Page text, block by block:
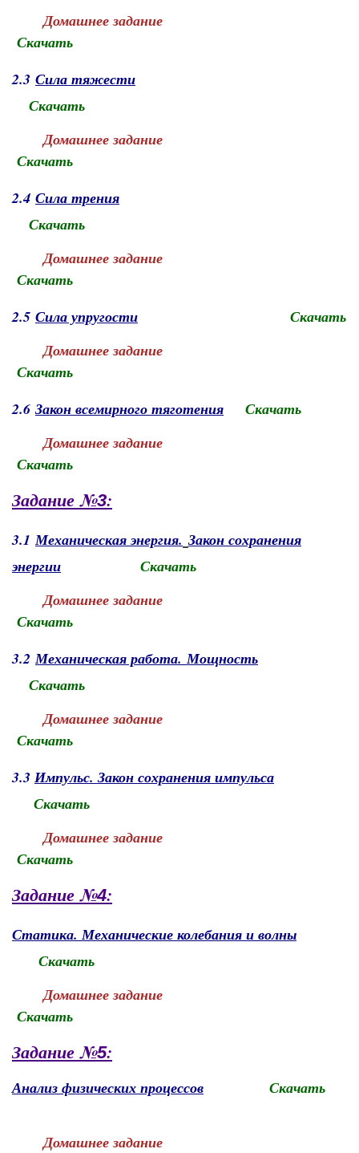
Домашнее задание
Скачать
2.3 Сила тяжести
Скачать
Домашнее задание
Скачать
2.4 Сила трения
Скачать
Домашнее задание
Скачать
2.5 Сила упругости
Скачать
Домашнее задание
Скачать
2.6 Закон всемирного тяготения
Скачать
Домашнее задание
Скачать
Задание №3:
3.1Механическая энергия. Закон сохранения
энергии
Скачать
Домашнее задание
Скачать
3.2Механическая работа. Мощность
Скачать
Домашнее задание
Скачать
3.3 Импульс. Закон сохранения импульса
Скачать
Домашнее задание
Скачать
Задание №4:
Статика. Механические колебания и волны
Скачать
Домашнее задание
Скачать
Задание №5:
Анализ физических процессов Скачать
Домашнее задание